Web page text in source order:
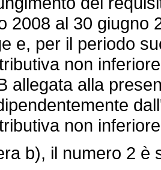
2008 al 30 giugno
e, per il periodo
non
allegata alla
non
b), il numero 2 è